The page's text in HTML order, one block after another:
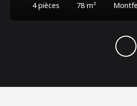
4pièces 78 m²